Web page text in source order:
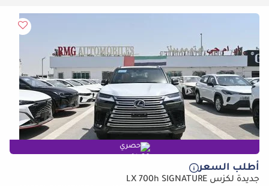
حصري
أطلب السعر
جديدة لكزس LX 700h SIGNATURE